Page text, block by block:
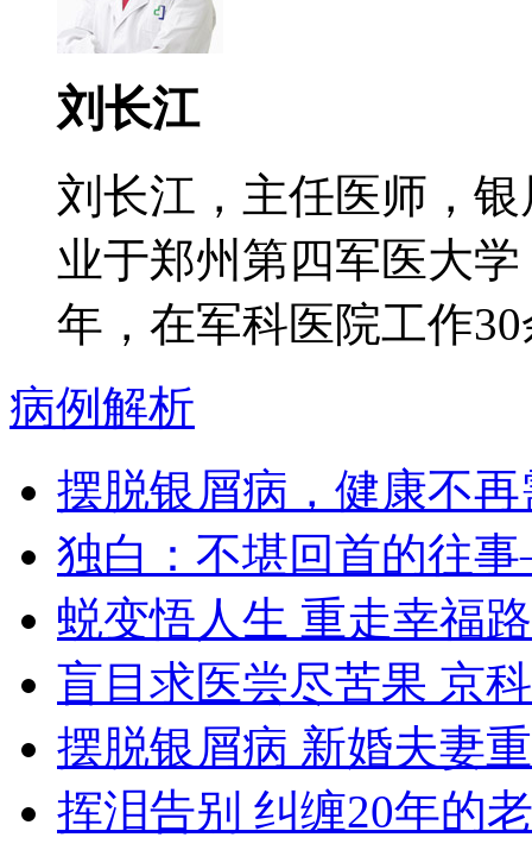
刘长江
刘长江，主任医师，
业于郑州第四军医大
年，在军科医院工作
病例解析
摆脱银屑病，健康不
独白：不堪回首的往
蜕变悟人生 重走幸福路
盲目求医尝尽苦果 京
摆脱银屑病 新婚夫妻
挥泪告别 纠缠20年的